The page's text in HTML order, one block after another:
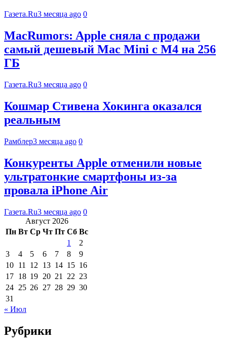
Газета.Ru3 месяца ago 0
MacRumors: Apple сняла с продажи
самый дешевый Mac Mini с M4 на 256
ГБ
Газета.Ru3 месяца ago 0
Кошмар Стивена Хокинга оказался
реальным
Рамблер3 месяца ago 0
Конкуренты Apple отменили новые
ультратонкие смартфоны из-за
провала iPhone Air
Газета.Ru3 месяца ago 0
Август 2026
Пн Вт Ср Чт Пт Сб Вс
1
2
3
4 5 6 7 8
9
10 11 12 13 14 15 16
17 18 19 20 21 22 23
24 25 26 27 28 29 30
31
« Июл
Рубрики